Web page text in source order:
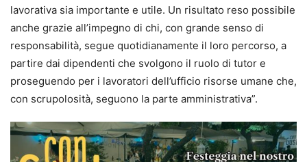
lavorativa sia importante e utile. Un risultato reso possibile
anche grazie all’impegno di chi, con grande senso di
responsabilità, segue quotidianamente il loro percorso, a
partire dai dipendenti che svolgono il ruolo di tutor e
proseguendo per i lavoratori dell’ufficio risorse umane che,
con scrupolosità, seguono la parte amministrativa”.